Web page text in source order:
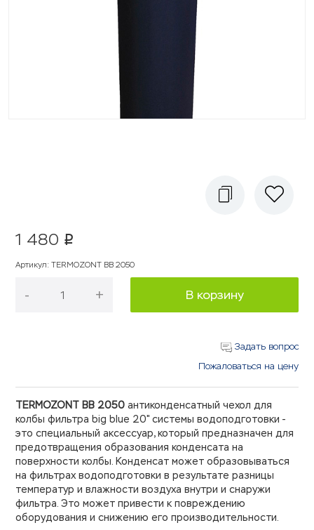
1 480 p
Артикул: TERMOZONT BB 2050
- + В корзину
Задать вопрос
Пожаловаться на цену
TERMOZONT BB 2050 антиконденсатный чехол для
колбы фильтра big blue 20" системы водоподготовки -
это специальный аксессуар, который предназначен для
предотвращения образования конденсата на
поверхности колбы. Конденсат может образовываться
на фильтрах водоподготовки в результате разницы
температур и влажности воздуха внутри и снаружи
фильтра. Это может привести к повреждению
оборудования и снижению его производительности.